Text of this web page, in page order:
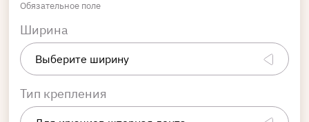
Обязательное поле
Ширина
Тип крепления